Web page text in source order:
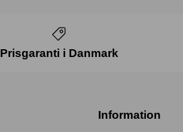
Prisgaranti i Danmark
Information